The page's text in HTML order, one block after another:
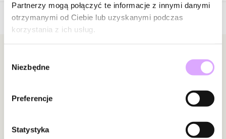
Partnerzy mogą połączyć te informacje z innymi danymi
otrzymanymi od Ciebie lub uzyskanymi podczas
korzystania z ich usług.
zgody
Niezbędne
Preferencje
Statystyka
Zobacz inne produkty z kolekcji Glam Rock
Brak opinii
Jeszcze nikt nie ocenił tego produktu.
produkcie!
W naszej witrynie opinie mogą dodawać tylko